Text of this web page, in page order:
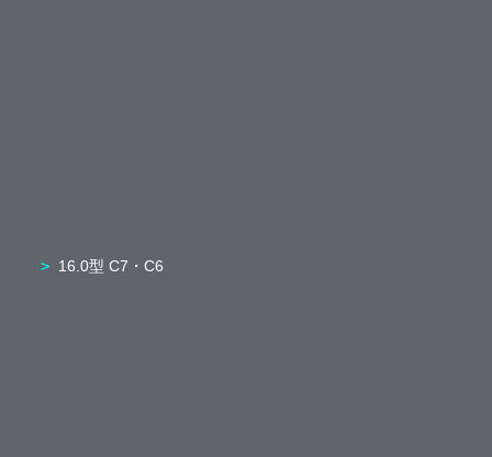
16.0型 C7・C6